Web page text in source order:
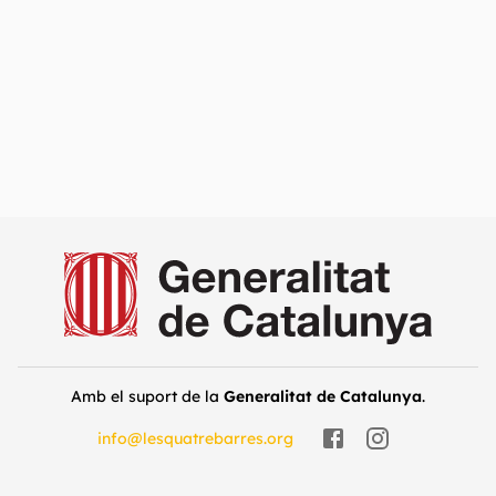
Amb el suport de la Generalitat de Catalunya.
info@lesquatrebarres.org